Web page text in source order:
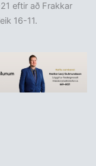
eftir að Frakkar
16-11.